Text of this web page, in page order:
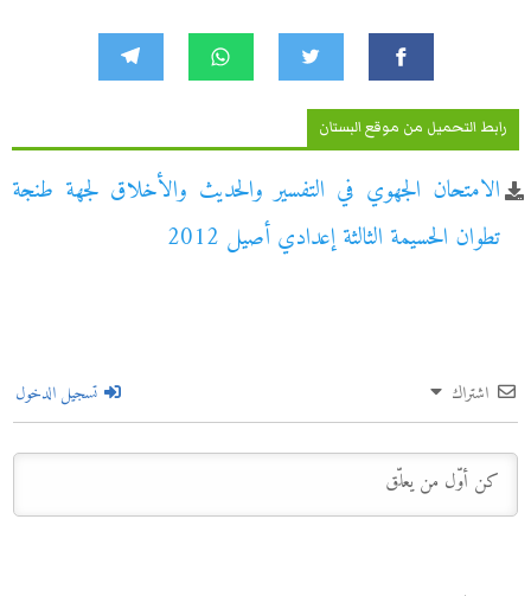
رابط التحميل من موقع البستان
الامتحان الجهوي في التفسير والحديث والأخلاق لجهة طنجة
تطوان الحسيمة الثالثة إعدادي أصيل 2012
اشتراك تسجيل الدخول